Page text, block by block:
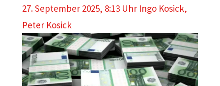
27. September 2025, 8:13 Uhr Ingo Kosick,
Peter Kosick